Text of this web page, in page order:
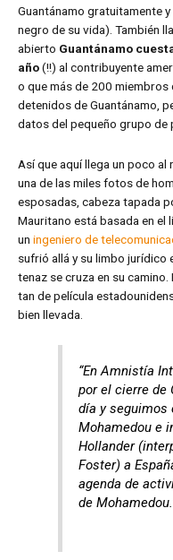
Guantánamo gratuitamente
negro de su vida). También
abierto Guantánamo
año(!!) al contribuyente
o que más de 200 miembros
detenidos de Guantánamo,
datos del pequeño grupo de
Así que aquí llega un poco al
una de las miles fotos de
esposadas, cabeza tapada
Mauritano está basada en el
un ingeniero de
sufrió allá y su limbo jurídico
tenaz se cruza en su camino.
tan de película
bien llevada.
“En Amnistía
por el cierre de
día y seguimos
Mohamedou e
Hollander
Foster) a
agenda de
de